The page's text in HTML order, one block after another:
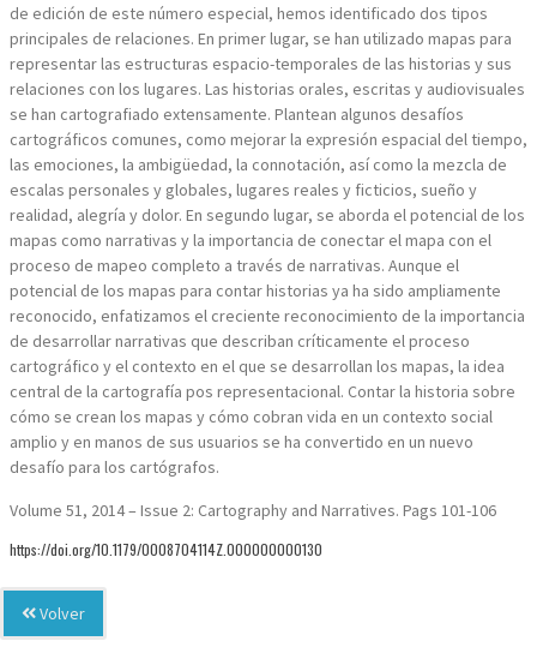
de edición de este número especial, hemos identificado dos tipos
principales de relaciones. En primer lugar, se han utilizado mapas para
representar las estructuras espacio-temporales de las historias y sus
relaciones con los lugares. Las historias orales, escritas y audiovisuales
se han cartografiado extensamente. Plantean algunos desafíos
cartográficos comunes, como mejorar la expresión espacial del tiempo,
las emociones, la ambigüedad, la connotación, así como la mezcla de
escalas personales y globales, lugares reales y ficticios, sueño y
realidad, alegría y dolor. En segundo lugar, se aborda el potencial de los
mapas como narrativas y la importancia de conectar el mapa con el
proceso de mapeo completo a través de narrativas. Aunque el
potencial de los mapas para contar historias ya ha sido ampliamente
reconocido, enfatizamos el creciente reconocimiento de la importancia
de desarrollar narrativas que describan críticamente el proceso
cartográfico y el contexto en el que se desarrollan los mapas, la idea
central de la cartografía pos representacional. Contar la historia sobre
cómo se crean los mapas y cómo cobran vida en un contexto social
amplio y en manos de sus usuarios se ha convertido en un nuevo
desafío para los cartógrafos.
Volume 51, 2014 – Issue 2: Cartography and Narratives. Pags 101-106
https://doi.org/10.1179/0008704114Z.000000000130
Volver